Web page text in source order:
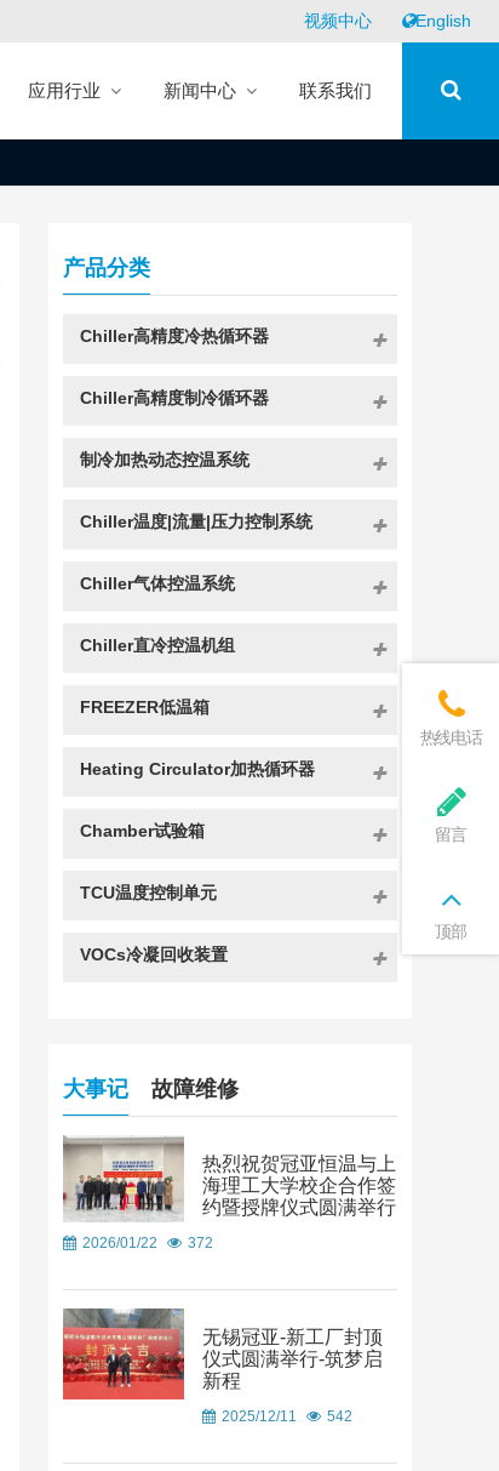
视频中心 English
应用行业 新闻中心 联系我们
产品分类
Chiller高精度冷热循环器
Chiller高精度制冷循环器
制冷加热动态控温系统
Chiller温度|流量|压力控制系统
Chiller气体控温系统
Chiller直冷控温机组
FREEZER低温箱
Heating Circulator加热循环器
Chamber试验箱
TCU温度控制单元
VOCs冷凝回收装置
大事记 故障维修
热烈祝贺冠亚恒温与上
海理工大学校企合作签
约暨授牌仪式圆满举行
2026/01/22 372
无锡冠亚-新工厂封顶
仪式圆满举行-筑梦启
新程
2025/12/11 542
热线电话
留言
顶部